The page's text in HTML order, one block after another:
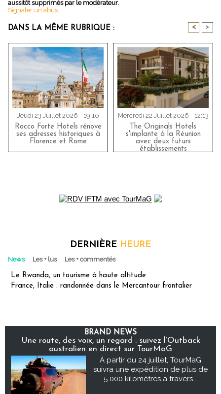
aussitôt supprimés par le modérateur.
Signaler un abus
DANS LA MÊME RUBRIQUE : < >
Jeudi 23 Juillet 2026 - 19:10
Rocco Forte Hotels rénove
ses adresses historiques à
Florence et Rome
Mercredi 22 Juillet 2026 - 12:13
The Originals Hotels
s'implante à la Réunion
avec deux futurs
établissements
DERNIÈRE HEURE
News Les + lus Les + commentés
Le Rwanda, un tourisme à haute altitude
France, Italie : randonnée dans le Mercantour frontalier
BRAND NEWS
Une route, des voix, un regard : suivez l’Outback
australien en direct sur TourMaG
À partir du 24 juillet, TourMaG
suivra une expédition de plus de
5 000 kilomètres à travers...